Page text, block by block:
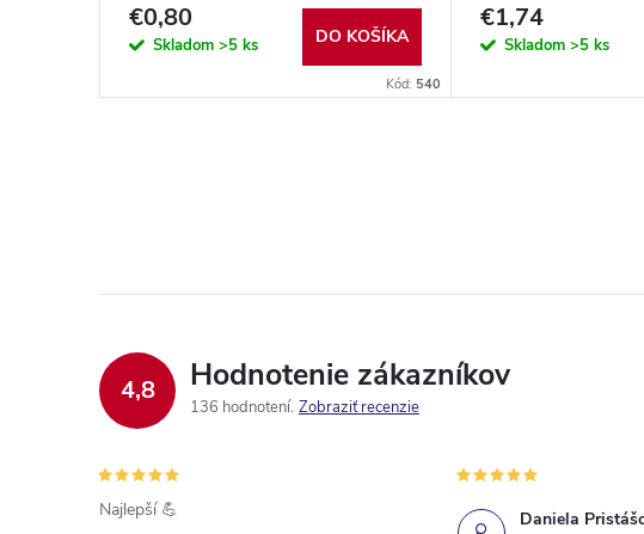
€0,80
Skladom >5 ks DO KOŠÍKA
Kód: 540
€1,74
Skladom >5 ks
4,8 Hodnotenie zákazníkov
136 hodnotení Zobraziť recenzie
Najlepší 💪 Daniela